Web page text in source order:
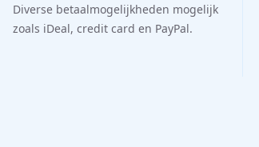
Diverse betaalmogelijkheden mogelijk
zoals iDeal, credit card en PayPal.